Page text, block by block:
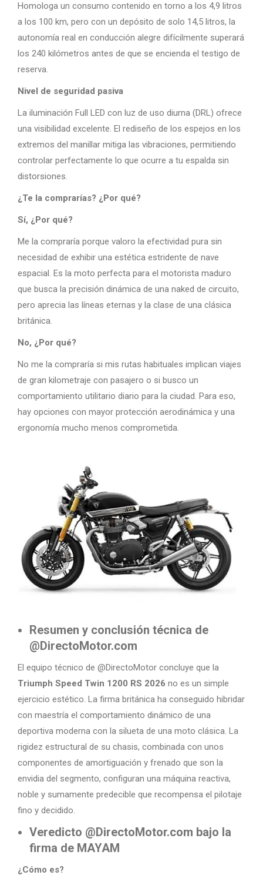
Homologa un consumo contenido en torno a los 4,9 litros
a los 100 km, pero con un depósito de solo 14,5 litros, la
autonomía real en conducción alegre difícilmente superará
los 240 kilómetros antes de que se encienda el testigo de
reserva.
Nivel de seguridad pasiva
La iluminación Full LED con luz de uso diurna (DRL) ofrece
una visibilidad excelente. El rediseño de los espejos en los
extremos del manillar mitiga las vibraciones, permitiendo
controlar perfectamente lo que ocurre a tu espalda sin
distorsiones.
¿Te la comprarías? ¿Por qué?
Sí, ¿Por qué?
Me la compraría porque valoro la efectividad pura sin
necesidad de exhibir una estética estridente de nave
espacial. Es la moto perfecta para el motorista maduro
que busca la precisión dinámica de una naked de circuito,
pero aprecia las líneas eternas y la clase de una clásica
británica.
No, ¿Por qué?
No me la compraría si mis rutas habituales implican viajes
de gran kilometraje con pasajero o si busco un
comportamiento utilitario diario para la ciudad. Para eso,
hay opciones con mayor protección aerodinámica y una
ergonomía mucho menos comprometida.
Resumen y conclusión técnica de
@DirectoMotor.com
El equipo técnico de @DirectoMotor concluye que la
Triumph Speed Twin 1200 RS 2026 no es un simple
ejercicio estético. La firma británica ha conseguido hibridar
con maestría el comportamiento dinámico de una
deportiva moderna con la silueta de una moto clásica. La
rigidez estructural de su chasis, combinada con unos
componentes de amortiguación y frenado que son la
envidia del segmento, configuran una máquina reactiva,
noble y sumamente predecible que recompensa el pilotaje
fino y decidido.
Veredicto @DirectoMotor.com bajo la
firma de MAYAM
¿Cómo es?